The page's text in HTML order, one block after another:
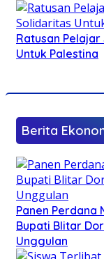
Ratusan
Untuk Palestina
Berita
Panen Perdana
Bupati Blitar
Unggulan